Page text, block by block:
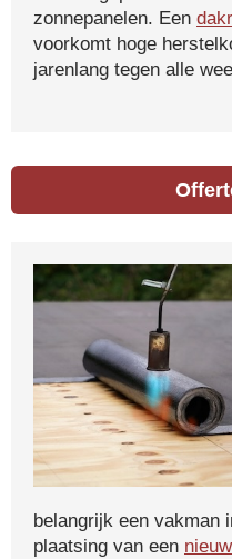
zonnepanelen. Een
voorkomt hoge
jarenlang tegen alle
belangrijk een vakman
plaatsing van een